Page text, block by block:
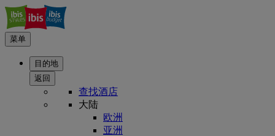
菜单
目的地
返回
查找酒店
大陆
欧洲
亚洲